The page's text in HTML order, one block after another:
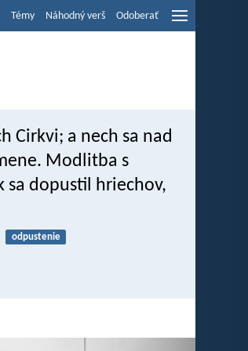
Témy Náhodný verš Odoberať
Cirkvi; a nech sa nad
Modlitba s
sa dopustil hriechov,
odpustenie